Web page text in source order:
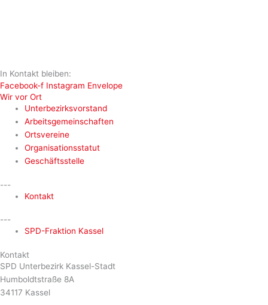
In Kontakt bleiben:
Facebook-f Instagram Envelope
Wir vor Ort
Unterbezirksvorstand
Arbeitsgemeinschaften
Ortsvereine
Organisationsstatut
Geschäftsstelle
---
Kontakt
---
SPD-Fraktion Kassel
Kontakt
SPD Unterbezirk Kassel-Stadt
Humboldtstraße 8A
34117 Kassel